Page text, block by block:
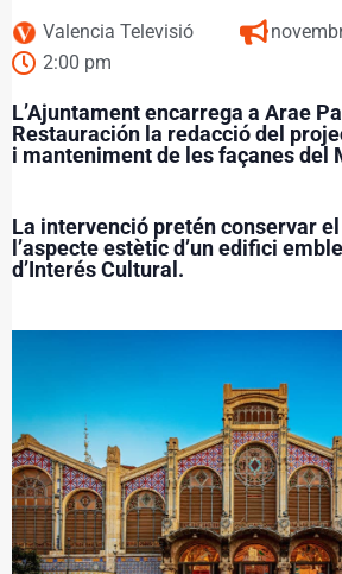
Valencia Televisió
2:00 pm
L’Ajuntament encarrega a Arae
Restauración la redacció del
i manteniment de les façanes del
La intervenció pretén conservar
l’aspecte estètic d’un edifici
d’Interés Cultural.